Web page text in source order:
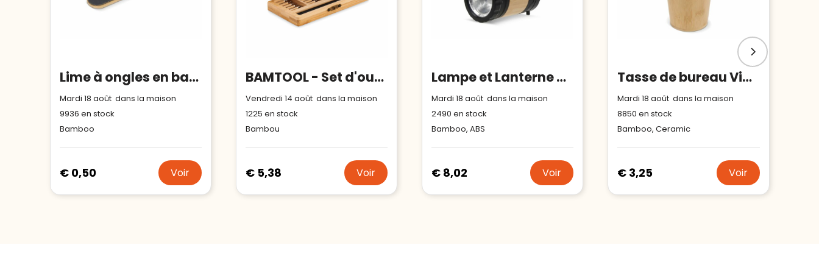
Lime à ongles en bambou
Mardi 18 août dans la maison
9936 en stock
Bamboo
€ 0,50 Voir
BAMTOOL - Set d'outils 24 pièces
Vendredi 14 août dans la maison
1225 en stock
Bambou
€ 5,38 Voir
Lampe et Lanterne en ABS et bambou
Mardi 18 août dans la maison
2490 en stock
Bamboo, ABS
€ 8,02 Voir
Tasse de bureau Vienne 300ml
Mardi 18 août dans la maison
8850 en stock
Bamboo, Ceramic
€ 3,25 Voir